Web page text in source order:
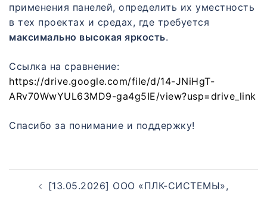
применения панелей, определить их уместность
в тех проектах и средах, где требуется
максимально высокая яркость.
Ссылка на сравнение:
https://drive.google.com/file/d/14-JNiHgT-
ARv70WwYUL63MD9-ga4g5IE/view?usp=drive_link
Спасибо за понимание и поддержку!
[13.05.2026] ООО «ПЛК-СИСТЕМЫ»,